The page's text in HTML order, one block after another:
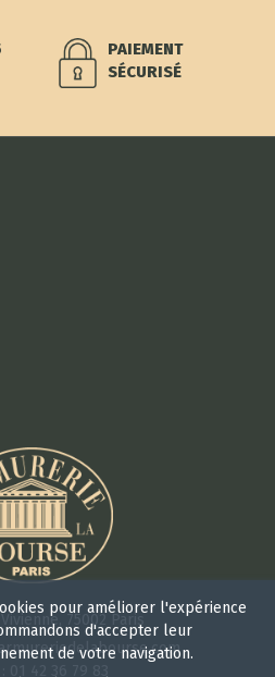
PAIEMENT
SÉCURISÉ
Vivienne, 75002 Paris
: 01 42 36 79 83
pour améliorer l'expérience
d'accepter leur
de votre navigation.